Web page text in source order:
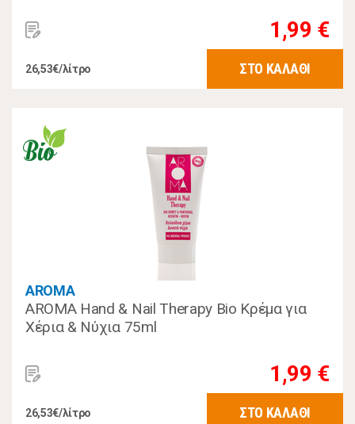
1,99 €
26,53€/λίτρο ΣΤΟ ΚΑΛΑΘΙ
AROMA
AROMA Hand & Nail Therapy Bio Κρέμα για
Χέρια & Νύχια 75ml
1,99 €
26,53€/λίτρο ΣΤΟ ΚΑΛΑΘΙ